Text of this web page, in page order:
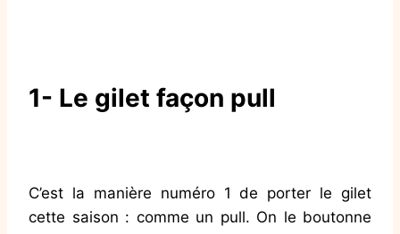
1- Le gilet façon pull
C’est la manière numéro 1 de porter le gilet
cette saison : comme un pull. On le boutonne